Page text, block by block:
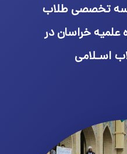
طلاب
خراسان در